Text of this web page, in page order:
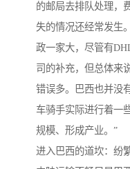
的邮局去排队处理，
失的情况还经常发生
政一家大，尽管有
司的补充，但总体来
错误多。巴西也并没
车骑手实际进行着一
规模、形成产业。”
进入巴西的道坎：纷